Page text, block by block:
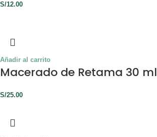
S/12.00
Añadir al carrito
Macerado de Retama 30 ml
S/25.00